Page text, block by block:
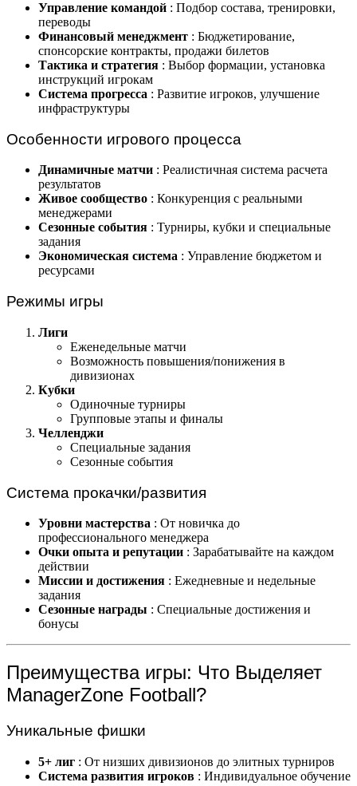
Управление командой : Подбор состава, тренировки,
переводы
Финансовый менеджмент : Бюджетирование,
спонсорские контракты, продажи билетов
Тактика и стратегия : Выбор формации, установка
инструкций игрокам
Система прогресса : Развитие игроков, улучшение
инфраструктуры
Особенности игрового процесса
Динамичные матчи : Реалистичная система расчета
результатов
Живое сообщество : Конкуренция с реальными
менеджерами
Сезонные события : Турниры, кубки и специальные
задания
Экономическая система : Управление бюджетом и
ресурсами
Режимы игры
Лиги
Еженедельные матчи
Возможность повышения/понижения в
дивизионах
Кубки
Одиночные турниры
Групповые этапы и финалы
Челленджи
Специальные задания
Сезонные события
Система прокачки/развития
Уровни мастерства : От новичка до
профессионального менеджера
Очки опыта и репутации : Зарабатывайте на каждом
действии
Миссии и достижения : Ежедневные и недельные
задания
Сезонные награды : Специальные достижения и
бонусы
Преимущества игры: Что Выделяет
ManagerZone Football?
Уникальные фишки
5+ лиг : От низших дивизионов до элитных турниров
Система развития игроков : Индивидуальное обучение